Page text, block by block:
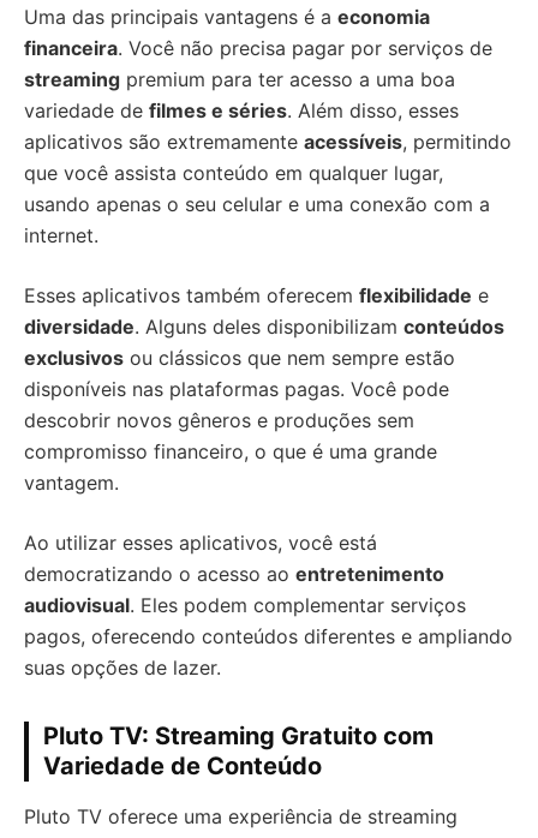
Uma das principais vantagens é a economia
financeira. Você não precisa pagar por serviços de
streaming premium para ter acesso a uma boa
variedade de filmes e séries. Além disso, esses
aplicativos são extremamente acessíveis, permitindo
que você assista conteúdo em qualquer lugar,
usando apenas o seu celular e uma conexão com a
internet.
Esses aplicativos também oferecem flexibilidade e
diversidade. Alguns deles disponibilizam conteúdos
exclusivos ou clássicos que nem sempre estão
disponíveis nas plataformas pagas. Você pode
descobrir novos gêneros e produções sem
compromisso financeiro, o que é uma grande
vantagem.
Ao utilizar esses aplicativos, você está
democratizando o acesso ao entretenimento
audiovisual. Eles podem complementar serviços
pagos, oferecendo conteúdos diferentes e ampliando
suas opções de lazer.
Pluto TV: Streaming Gratuito com
Variedade de Conteúdo
Pluto TV oferece uma experiência de streaming